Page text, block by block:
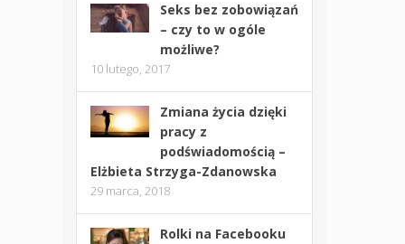
Seks bez zobowiązań
– czy to w ogóle
możliwe?
10 lutego, 2017
Zmiana życia dzięki
pracy z
podświadomością –
Elżbieta Strzyga-Zdanowska
29 marca, 2018
Rolki na Facebooku